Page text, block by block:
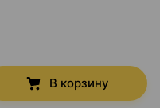
В корзину